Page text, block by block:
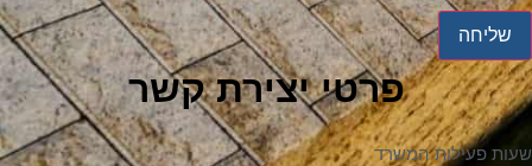
שליחה
פרטי יצירת קשר
שעות פעילות המשרד